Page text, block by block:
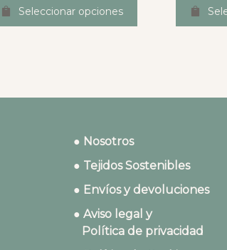
Seleccionar opciones
● Nosotros
● Tejidos Sostenibles
● Envíos y devoluciones
● Aviso legal y
Política de privacidad